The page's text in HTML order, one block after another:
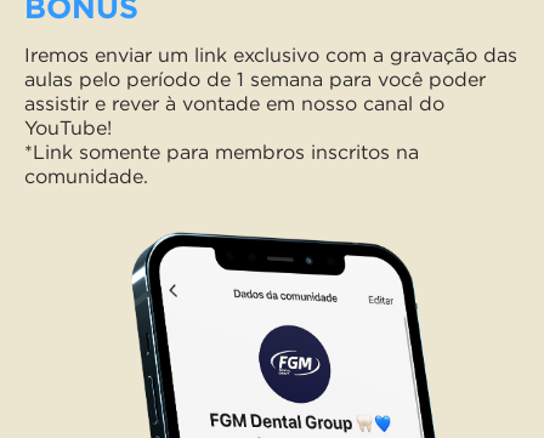
BÔNUS
Iremos enviar um link exclusivo com a gravação das
aulas pelo período de 1 semana para você poder
assistir e rever à vontade em nosso canal do
YouTube!
*Link somente para membros inscritos na
comunidade.